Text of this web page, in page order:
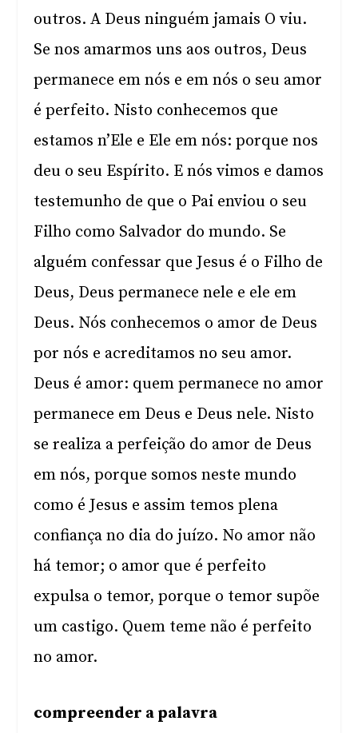
outros. A Deus ninguém jamais O viu.
Se nos amarmos uns aos outros, Deus
permanece em nós e em nós o seu amor
é perfeito. Nisto conhecemos que
estamos n’Ele e Ele em nós: porque nos
deu o seu Espírito. E nós vimos e damos
testemunho de que o Pai enviou o seu
Filho como Salvador do mundo. Se
alguém confessar que Jesus é o Filho de
Deus, Deus permanece nele e ele em
Deus. Nós conhecemos o amor de Deus
por nós e acreditamos no seu amor.
Deus é amor: quem permanece no amor
permanece em Deus e Deus nele. Nisto
se realiza a perfeição do amor de Deus
em nós, porque somos neste mundo
como é Jesus e assim temos plena
confiança no dia do juízo. No amor não
há temor; o amor que é perfeito
expulsa o temor, porque o temor supõe
um castigo. Quem teme não é perfeito
no amor.
compreender a palavra